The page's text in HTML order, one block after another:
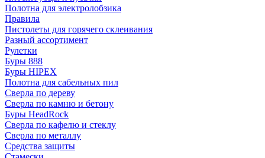
Полотна для электролобзика
Правила
Пистолеты для горячего склеивания
Разный ассортимент
Рулетки
Буры 888
Буры HIPEX
Полотна для сабельных пил
Сверла по дереву
Сверла по камню и бетону
Буры HeadRock
Сверла по кафелю и стеклу
Сверла по металлу
Средства защиты